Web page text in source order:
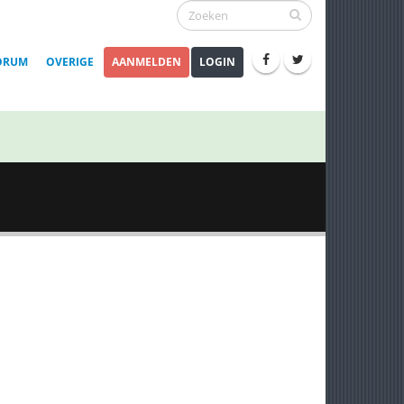
OVERIGE AANMELDEN LOGIN